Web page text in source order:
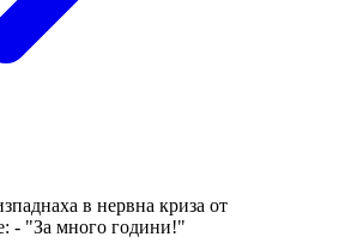
в нервна криза от
- "За много години!"